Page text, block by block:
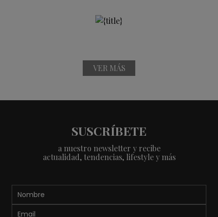
VER MÁS
SUSCRÍBETE
a nuestro newsletter y recibe
actualidad, tendencias, lifestyle y más